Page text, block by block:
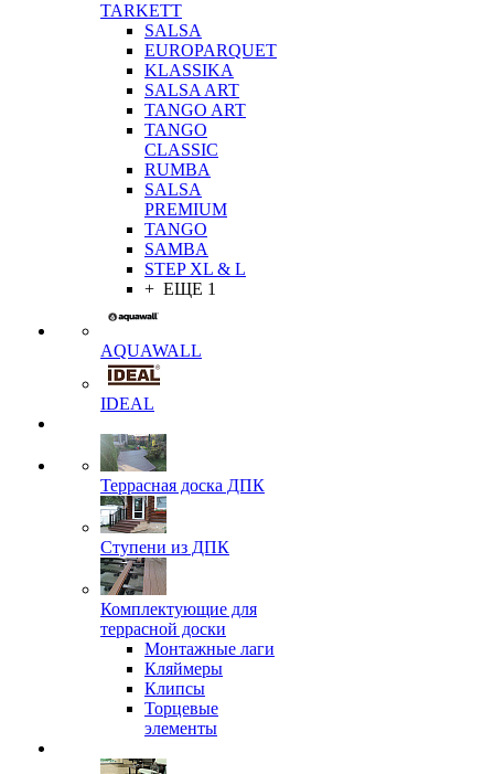
TARKETT
SALSA
EUROPARQUET
KLASSIKA
SALSA ART
TANGO ART
TANGO
CLASSIC
RUMBA
SALSA
PREMIUM
TANGO
SAMBA
STEP XL & L
+ ЕЩЕ 1
AQUAWALL
IDEAL
Террасная доска ДПК
Ступени из ДПК
Комплектующие для
террасной доски
Монтажные лаги
Кляймеры
Клипсы
Торцевые
элементы